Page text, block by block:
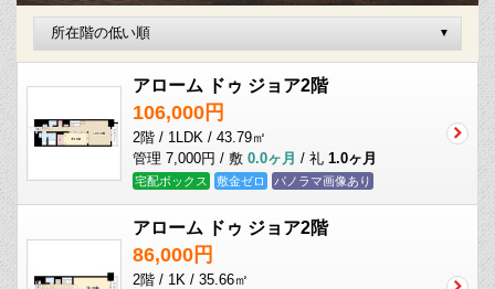
アローム ドゥ ジョア2階
106,000円
2階 / 1LDK / 43.79㎡
管理 7,000円 / 敷 0.0ヶ月 / 礼 1.0ヶ月
宅配ボックス 敷金ゼロ パノラマ画像あり
アローム ドゥ ジョア2階
86,000円
2階 / 1K / 35.66㎡